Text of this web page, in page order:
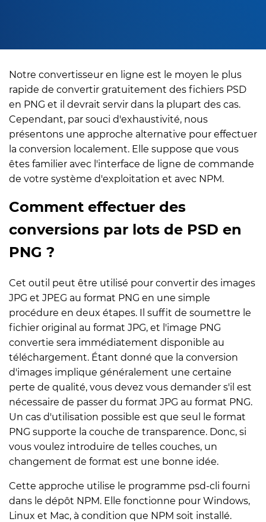
Notre convertisseur en ligne est le moyen le plus
rapide de convertir gratuitement des fichiers PSD
en PNG et il devrait servir dans la plupart des cas.
Cependant, par souci d'exhaustivité, nous
présentons une approche alternative pour effectuer
la conversion localement. Elle suppose que vous
êtes familier avec l'interface de ligne de commande
de votre système d'exploitation et avec NPM.
Comment effectuer des
conversions par lots de PSD en
PNG ?
Cet outil peut être utilisé pour convertir des images
JPG et JPEG au format PNG en une simple
procédure en deux étapes. Il suffit de soumettre le
fichier original au format JPG, et l'image PNG
convertie sera immédiatement disponible au
téléchargement. Étant donné que la conversion
d'images implique généralement une certaine
perte de qualité, vous devez vous demander s'il est
nécessaire de passer du format JPG au format PNG.
Un cas d'utilisation possible est que seul le format
PNG supporte la couche de transparence. Donc, si
vous voulez introduire de telles couches, un
changement de format est une bonne idée.
Cette approche utilise le programme psd-cli fourni
dans le dépôt NPM. Elle fonctionne pour Windows,
Linux et Mac, à condition que NPM soit installé.